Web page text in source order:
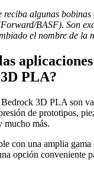
reciba algunas
BASF). Son
el nombre de la
PLA?
3D PLA son
de prototipos,
mucho más.
con una amplia
opción conveniente